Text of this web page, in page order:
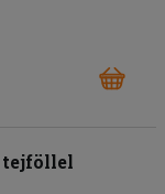
tejföllel